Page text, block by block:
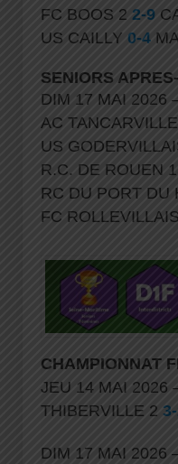
FC BOOS 2 2-9
US CAILLY 0-4
SENIORS
DIM 17 MAI 2026
AC
US
R.C. DE ROUEN
RC DU PORT DU
FC
CHAMPIONNAT
JEU 14 MAI 2026
THIBERVILLE 2
DIM 17 MAI 2026